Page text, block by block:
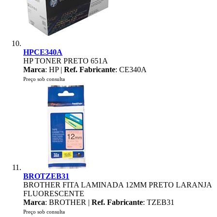
HPCE340A
HP TONER PRETO 651A
Marca: HP | Ref. Fabricante: CE340A
Preço sob consulta
BROTZEB31
BROTHER FITA LAMINADA 12MM PRETO LARANJA
FLUORESCENTE
Marca: BROTHER | Ref. Fabricante: TZEB31
Preço sob consulta